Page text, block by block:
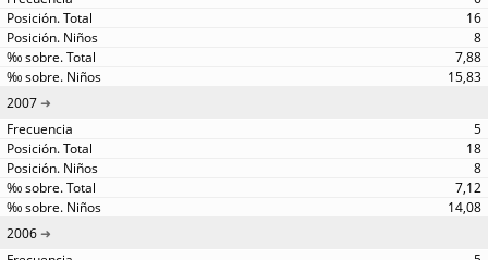
16
8
7,88
15,83
2007
5
18
8
7,12
14,08
2006